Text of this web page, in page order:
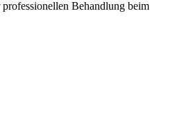
Behandlung beim